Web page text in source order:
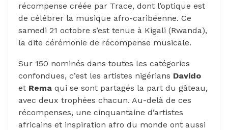
récompense créée par Trace, dont l’optique est
de célébrer la musique afro-caribéenne. Ce
samedi 21 octobre s’est tenue à Kigali (Rwanda),
la dite cérémonie de récompense musicale.
Sur 150 nominés dans toutes les catégories
confondues, c’est les artistes nigérians Davido
et Rema qui se sont partagés la part du gâteau,
avec deux trophées chacun. Au-delà de ces
récompenses, une cinquantaine d’artistes
africains et inspiration afro du monde ont aussi